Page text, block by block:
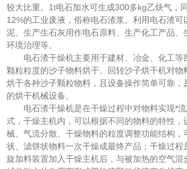
较大比重。1t电石加水可生成300多kg乙炔气，
12%的工业废液，俗称电石渣浆。利用电石渣可
泥、生产生石灰用作电石原料、生产化工产品、
环境治理等。
电石渣干燥机主要用于建材、冶金、化工等
颗粒粒度的沙子物料烘干。回转沙子烘干机对物
烘干各种沙子颗粒物料，且设备操作简单可靠，
的烘干机械设备。
电石渣干燥机是在干燥过程中对物料实现*流
式，干燥主机内，可以根据不同的物料的特性，
械、气流分散、干燥物料的粒度调整功能结构，
状、滤饼状物料一次干燥成最终产品；干燥过程
旋加料装置加入干燥主机后，与被加热的空气混